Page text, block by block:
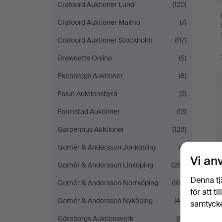
Crafoord Auktioner Lund
(120)
Crafoord Auktioner Malmö
(7)
Crafoord Auktioner Stockholm
(117)
Dreweatts Online
(5)
Ekenbergs Auktioner
(8)
Falun Auktionsbyrå
(2)
Formstad Auktioner
(13)
Garpenhus Auktioner
(126)
Gomér & Andersson Jönköping
(8)
Gomér & Andersson Linköping
(287)
Gomér & Andersson Norrköping
(164)
Gomér & Andersson Nyköping
(46)
Göteborgs Auktionsverk
(81)
Vi
Denna
för att